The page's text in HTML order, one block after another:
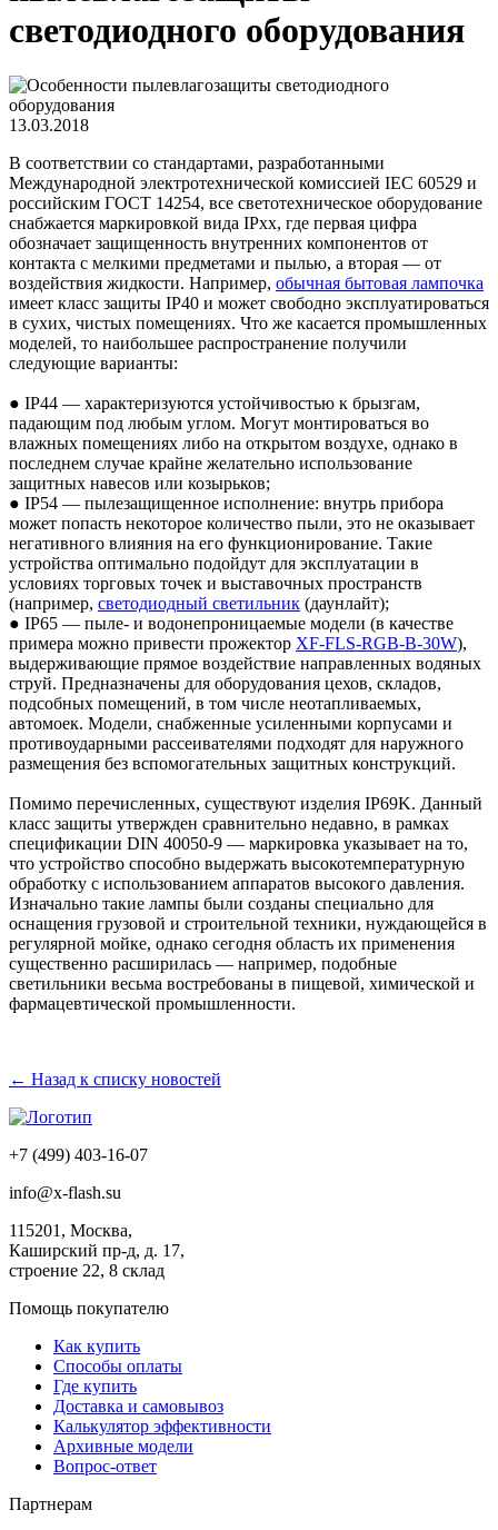
светодиодного оборудования
13.03.2018
В соответствии со стандартами, разработанными
Международной электротехнической комиссией IEC 60529 и
российским ГОСТ 14254, все светотехническое оборудование
снабжается маркировкой вида IPxx, где первая цифра
обозначает защищенность внутренних компонентов от
контакта с мелкими предметами и пылью, а вторая — от
воздействия жидкости. Например, обычная бытовая лампочка
имеет класс защиты IP40 и может свободно эксплуатироваться
в сухих, чистых помещениях. Что же касается промышленных
моделей, то наибольшее распространение получили
следующие варианты:
● IP44 — характеризуются устойчивостью к брызгам,
падающим под любым углом. Могут монтироваться во
влажных помещениях либо на открытом воздухе, однако в
последнем случае крайне желательно использование
защитных навесов или козырьков;
● IP54 — пылезащищенное исполнение: внутрь прибора
может попасть некоторое количество пыли, это не оказывает
негативного влияния на его функционирование. Такие
устройства оптимально подойдут для эксплуатации в
условиях торговых точек и выставочных пространств
(например, светодиодный светильник (даунлайт);
● IP65 — пыле- и водонепроницаемые модели (в качестве
примера можно привести прожектор XF-FLS-RGB-В-30W),
выдерживающие прямое воздействие направленных водяных
струй. Предназначены для оборудования цехов, складов,
подсобных помещений, в том числе неотапливаемых,
автомоек. Модели, снабженные усиленными корпусами и
противоударными рассеивателями подходят для наружного
размещения без вспомогательных защитных конструкций.
Помимо перечисленных, существуют изделия IP69K. Данный
класс защиты утвержден сравнительно недавно, в рамках
спецификации DIN 40050-9 — маркировка указывает на то,
что устройство способно выдержать высокотемпературную
обработку с использованием аппаратов высокого давления.
Изначально такие лампы были созданы специально для
оснащения грузовой и строительной техники, нуждающейся в
регулярной мойке, однако сегодня область их применения
существенно расширилась — например, подобные
светильники весьма востребованы в пищевой, химической и
фармацевтической промышленности.
← Назад к списку новостей
+7 (499) 403-16-07
info@x-flash.su
115201, Москва,
Каширский пр-д, д. 17,
строение 22, 8 склад
Помощь покупателю
Как купить
Способы оплаты
Где купить
Доставка и самовывоз
Калькулятор эффективности
Архивные модели
Вопрос-ответ
Партнерам